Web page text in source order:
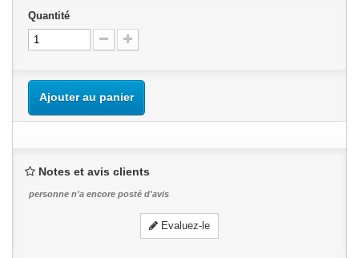
Quantité
Ajouter au panier
Notes et avis clients
personne n'a encore posté d'avis
Evaluez-le